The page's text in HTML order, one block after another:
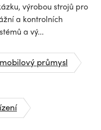
výrobou strojů pro
a kontrolních
a vý...
průmysl